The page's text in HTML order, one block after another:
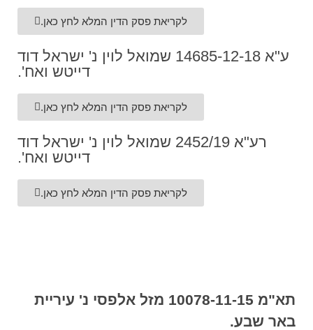
לקריאת פסק הדין המלא לחץ כאן.
ע"א 14685-12-18 שמואל לוין נ' ישראל דוד
דייטש ואח'.
לקריאת פסק הדין המלא לחץ כאן.
רע"א 2452/19 שמואל לוין נ' ישראל דוד
דייטש ואח'.
לקריאת פסק הדין המלא לחץ כאן.
תא"מ 10078-11-15 מזל אלפסי נ' עיריית
באר שבע.